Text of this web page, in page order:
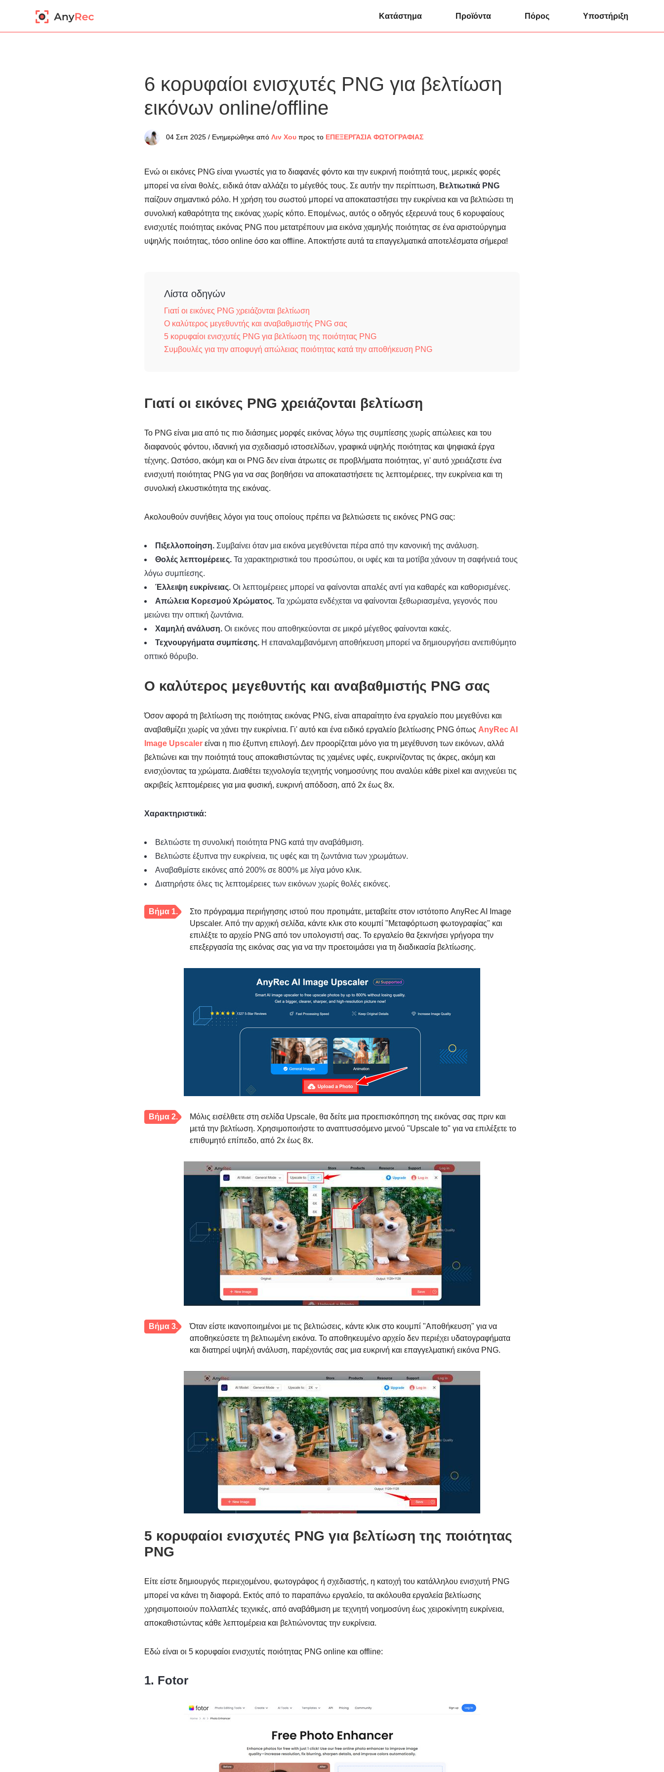
Κατάστημα Προϊόντα Πόρος Υποστήριξη
6 κορυφαίοι ενισχυτές PNG για βελτίωση
εικόνων online/offline
04 Σεπ 2025 / Ενημερώθηκε από Λιν Χου προς το ΕΠΕΞΕΡΓΑΣΙΑ ΦΩΤΟΓΡΑΦΙΑΣ
Ενώ οι εικόνες PNG είναι γνωστές για το διαφανές φόντο και την ευκρινή ποιότητά τους, μερικές φορές
μπορεί να είναι θολές, ειδικά όταν αλλάζει το μέγεθός τους. Σε αυτήν την περίπτωση, Βελτιωτικά PNG
παίζουν σημαντικό ρόλο. Η χρήση του σωστού μπορεί να αποκαταστήσει την ευκρίνεια και να βελτιώσει τη
συνολική καθαρότητα της εικόνας χωρίς κόπο. Επομένως, αυτός ο οδηγός εξερευνά τους 6 κορυφαίους
ενισχυτές ποιότητας εικόνας PNG που μετατρέπουν μια εικόνα χαμηλής ποιότητας σε ένα αριστούργημα
υψηλής ποιότητας, τόσο online όσο και offline. Αποκτήστε αυτά τα επαγγελματικά αποτελέσματα σήμερα!
Λίστα οδηγών
Γιατί οι εικόνες PNG χρειάζονται βελτίωση
Ο καλύτερος μεγεθυντής και αναβαθμιστής PNG σας
5 κορυφαίοι ενισχυτές PNG για βελτίωση της ποιότητας PNG
Συμβουλές για την αποφυγή απώλειας ποιότητας κατά την αποθήκευση PNG
Γιατί οι εικόνες PNG χρειάζονται βελτίωση
Το PNG είναι μια από τις πιο διάσημες μορφές εικόνας λόγω της συμπίεσης χωρίς απώλειες και του
διαφανούς φόντου, ιδανική για σχεδιασμό ιστοσελίδων, γραφικά υψηλής ποιότητας και ψηφιακά έργα
τέχνης. Ωστόσο, ακόμη και οι PNG δεν είναι άτρωτες σε προβλήματα ποιότητας, γι' αυτό χρειάζεστε ένα
ενισχυτή ποιότητας PNG για να σας βοηθήσει να αποκαταστήσετε τις λεπτομέρειες, την ευκρίνεια και τη
συνολική ελκυστικότητα της εικόνας.
Ακολουθούν συνήθεις λόγοι για τους οποίους πρέπει να βελτιώσετε τις εικόνες PNG σας:
Πιξελλοποίηση. Συμβαίνει όταν μια εικόνα μεγεθύνεται πέρα από την κανονική της ανάλυση.
Θολές λεπτομέρειες. Τα χαρακτηριστικά του προσώπου, οι υφές και τα μοτίβα χάνουν τη σαφήνειά τους
λόγω συμπίεσης.
Έλλειψη ευκρίνειας. Οι λεπτομέρειες μπορεί να φαίνονται απαλές αντί για καθαρές και καθορισμένες.
Απώλεια Κορεσμού Χρώματος. Τα χρώματα ενδέχεται να φαίνονται ξεθωριασμένα, γεγονός που
μειώνει την οπτική ζωντάνια.
Χαμηλή ανάλυση. Οι εικόνες που αποθηκεύονται σε μικρό μέγεθος φαίνονται κακές.
Τεχνουργήματα συμπίεσης. Η επαναλαμβανόμενη αποθήκευση μπορεί να δημιουργήσει ανεπιθύμητο
οπτικό θόρυβο.
Ο καλύτερος μεγεθυντής και αναβαθμιστής PNG σας
Όσον αφορά τη βελτίωση της ποιότητας εικόνας PNG, είναι απαραίτητο ένα εργαλείο που μεγεθύνει και
αναβαθμίζει χωρίς να χάνει την ευκρίνεια. Γι' αυτό και ένα ειδικό εργαλείο βελτίωσης PNG όπως AnyRec AI
Image Upscaler είναι η πιο έξυπνη επιλογή. Δεν προορίζεται μόνο για τη μεγέθυνση των εικόνων, αλλά
βελτιώνει και την ποιότητά τους αποκαθιστώντας τις χαμένες υφές, ευκρινίζοντας τις άκρες, ακόμη και
ενισχύοντας τα χρώματα. Διαθέτει τεχνολογία τεχνητής νοημοσύνης που αναλύει κάθε pixel και ανιχνεύει τις
ακριβείς λεπτομέρειες για μια φυσική, ευκρινή απόδοση, από 2x έως 8x.
Χαρακτηριστικά:
Βελτιώστε τη συνολική ποιότητα PNG κατά την αναβάθμιση.
Βελτιώστε έξυπνα την ευκρίνεια, τις υφές και τη ζωντάνια των χρωμάτων.
Αναβαθμίστε εικόνες από 200% σε 800% με λίγα μόνο κλικ.
Διατηρήστε όλες τις λεπτομέρειες των εικόνων χωρίς θολές εικόνες.
Βήμα 1.
Στο πρόγραμμα περιήγησης ιστού που προτιμάτε, μεταβείτε στον ιστότοπο AnyRec AI Image
Upscaler. Από την αρχική σελίδα, κάντε κλικ στο κουμπί "Μεταφόρτωση φωτογραφίας" και
επιλέξτε το αρχείο PNG από τον υπολογιστή σας. Το εργαλείο θα ξεκινήσει γρήγορα την
επεξεργασία της εικόνας σας για να την προετοιμάσει για τη διαδικασία βελτίωσης.
Βήμα 2.
Μόλις εισέλθετε στη σελίδα Upscale, θα δείτε μια προεπισκόπηση της εικόνας σας πριν και
μετά την βελτίωση. Χρησιμοποιήστε το αναπτυσσόμενο μενού "Upscale to" για να επιλέξετε το
επιθυμητό επίπεδο, από 2x έως 8x.
Βήμα 3.
Όταν είστε ικανοποιημένοι με τις βελτιώσεις, κάντε κλικ στο κουμπί "Αποθήκευση" για να
αποθηκεύσετε τη βελτιωμένη εικόνα. Το αποθηκευμένο αρχείο δεν περιέχει υδατογραφήματα
και διατηρεί υψηλή ανάλυση, παρέχοντάς σας μια ευκρινή και επαγγελματική εικόνα PNG.
5 κορυφαίοι ενισχυτές PNG για βελτίωση της ποιότητας
PNG
Είτε είστε δημιουργός περιεχομένου, φωτογράφος ή σχεδιαστής, η κατοχή του κατάλληλου ενισχυτή PNG
μπορεί να κάνει τη διαφορά. Εκτός από το παραπάνω εργαλείο, τα ακόλουθα εργαλεία βελτίωσης
χρησιμοποιούν πολλαπλές τεχνικές, από αναβάθμιση με τεχνητή νοημοσύνη έως χειροκίνητη ευκρίνεια,
αποκαθιστώντας κάθε λεπτομέρεια και βελτιώνοντας την ευκρίνεια.
Εδώ είναι οι 5 κορυφαίοι ενισχυτές ποιότητας PNG online και offline:
1. Fotor